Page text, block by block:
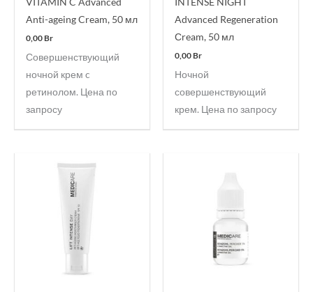
Anti-ageing Cream, 50 мл
0,00Br
Совершенствующий
ночной крем c
ретинолом. Цена по
запросу
Advanced Regeneration
Сream, 50 мл
0,00Br
Ночной
совершенствующий
крем. Цена по запросу